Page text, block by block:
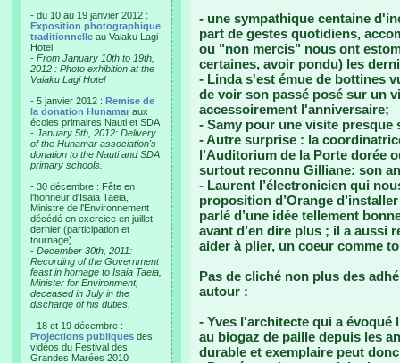
- du 10 au 19 janvier 2012 :
Exposition photographique
traditionnelle au Vaiaku Lagi
Hotel
- From January 10th to 19th,
2012 : Photo exhibition at the
Vaiaku Lagi Hotel
- 5 janvier 2012 : Remise de
la donation Hunamar aux
écoles primaires Nauti et SDA
- January 5th, 2012: Delivery
of the Hunamar association's
donation to the Nauti and SDA
primary schools.
- 30 décembre : Fête en
l'honneur d'Isaia Taeia,
Ministre de l'Environnement
décédé en exercice en juillet
dernier (participation et
tournage)
- December 30th, 2011:
Recording of the Government
feast in homage to Isaia Taeia,
Minister for Environment,
deceased in July in the
discharge of his duties.
- 18 et 19 décembre :
Projections publiques des
vidéos du Festival des
Grandes Marées 2010
- une sympathique centaine
part de gestes quotidiens,
ou "non mercis" nous ont
certaines, avoir pondu) les
- Linda s'est émue de bottines
de voir son passé posé sur un
accessoirement l'anniversaire;
- Samy pour une visite presque
- Autre surprise : la
l’Auditorium de la Porte dorée
surtout reconnu Gilliane: son
- Laurent l’électronicien qui
proposition d’Orange
parlé d’une idée tellement
avant d’en dire plus ; il a aussi
aider à plier, un coeur comme
Pas de cliché non plus des
autour :
- Yves l'architecte qui a évoqué
au biogaz de paille depuis les
durable et exemplaire peut